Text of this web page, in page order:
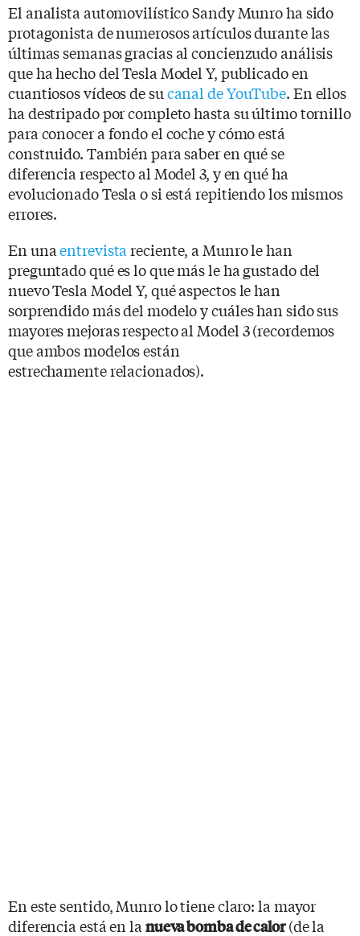
El analista automovilístico Sandy Munro ha sido
protagonista de numerosos artículos durante las
últimas semanas gracias al concienzudo análisis
que ha hecho del Tesla Model Y, publicado en
cuantiosos vídeos de sucanal de YouTube. En ellos
ha destripado por completo hasta su último tornillo
para conocer a fondo el coche y cómo está
construido. También para saber en qué se
diferencia respecto al Model 3, y en qué ha
evolucionado Tesla o si está repitiendo los mismos
errores.
En unaentrevista reciente, a Munro le han
preguntado qué es lo que más le ha gustado del
nuevo Tesla Model Y, qué aspectos le han
sorprendido más del modelo y cuáles han sido sus
mayores mejoras respecto al Model 3 (recordemos
que ambos modelos están
estrechamente relacionados).
En este sentido, Munro lo tiene claro: la mayor
diferencia está en la nueva bomba de calor(de la